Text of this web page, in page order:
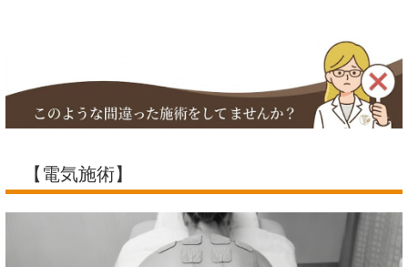
【電気施術】